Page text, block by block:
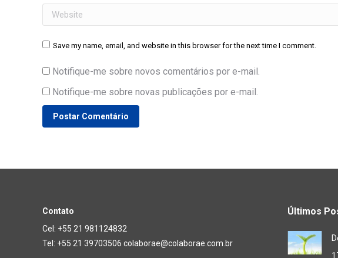
Website
Save my name, email, and website in this browser for the next time I comment.
Notifique-me sobre novos comentários por e-mail.
Notifique-me sobre novas publicações por e-mail.
Postar Comentário
Contato
Cel: +55 21 981124832
Tel: +55 21 39703506 colaborae@colaborae.com.br
Últimos